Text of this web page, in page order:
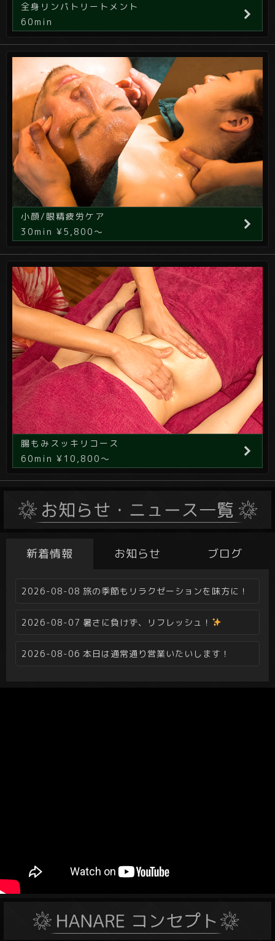
全身リンパトリートメント
60min
小顔/眼精疲労ケア
30min ¥5,800～
腸もみスッキリコース
60min ¥10,800～
新着情報 お知らせ ブログ
2026-08-08 旅の季節もリラクゼーションを味方に！
2026-08-07 暑さに負けず、リフレッシュ！
2026-08-06 本日は通常通り営業いたいします！